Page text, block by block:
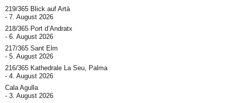
219/365 Blick auf Artà
7. August 2026
218/365 Port d’Andratx
6. August 2026
217/365 Sant Elm
5. August 2026
216/365 Kathedrale La Seu, Palma
4. August 2026
Cala Agulla
3. August 2026